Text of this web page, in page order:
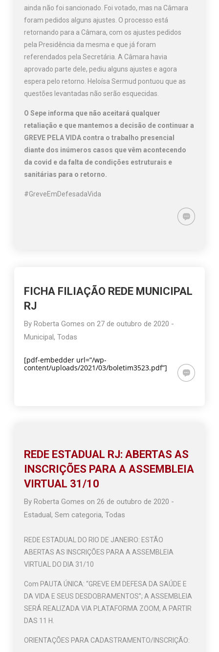
ainda não foi sancionado. Foi votado, mas na Câmara
foram pedidos alguns ajustes. O processo está
retornando para a Câmara, com os ajustes pedidos
pela Presidência da mesma e que já foram
referendados pela Secretária. A Câmara havia
aprovado parte dele, pediu alguns ajustes e agora
espera pelo retorno. Heloísa Sermud pontuou que as
questões levantadas não serão esquecidas.
O Sepe informa que não aceitará qualquer
retaliação e que mantemos a decisão de continuar a
GREVE PELA VIDA contra o trabalho presencial
diante dos inúmeros casos que vêm acontecendo
da covid e da falta de condições estruturais e
sanitárias para o retorno.
#GreveEmDefesadaVida
FICHA FILIAÇÃO REDE MUNICIPAL
RJ
ByRoberta Gomes on27 de outubro de 2020 -
Municipal,Todas
[pdf-embedder url=”/wp-
content/uploads/2021/03/boletim3523.pdf”]
REDE ESTADUAL RJ: ABERTAS AS
INSCRIÇÕES PARA A ASSEMBLEIA
VIRTUAL 31/10
ByRoberta Gomes on26 de outubro de 2020 -
Estadual,Sem categoria,Todas
REDE ESTADUAL DO RIO DE JANEIRO: ESTÃO
ABERTAS AS INSCRIÇÕES PARA A ASSEMBLEIA
VIRTUAL DO DIA 31/10
Com PAUTA ÚNICA: “GREVE EM DEFESA DA SAÚDE E
DA VIDA E SEUS DESDOBRAMENTOS”; A ASSEMBLEIA
SERÁ REALIZADA VIA PLATAFORMA ZOOM, A PARTIR
DAS 11 H.
ORIENTAÇÕES PARA CADASTRAMENTO/INSCRIÇÃO: